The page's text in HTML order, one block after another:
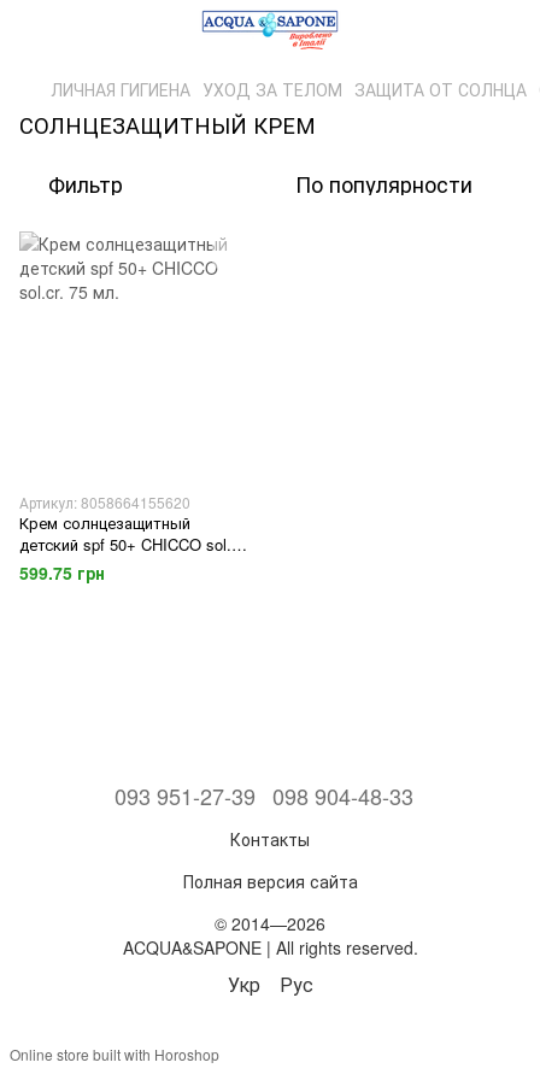
ЛИЧНАЯ ГИГИЕНА УХОД ЗА ТЕЛОМ ЗАЩИТА ОТ СОЛНЦА
СОЛНЦЕЗАЩИТНЫЙ КРЕМ
Фильтр
По популярности
Артикул: 8058664155620
Крем солнцезащитный
детский spf 50+ CHICCO sol.cr.
75 мл.
599.75 грн
093 951-27-39 098 904-48-33
Контакты
Полная версия сайта
© 2014—2026
ACQUA&SAPONE | All rights reserved.
Укр Рус
Online store built with Horoshop